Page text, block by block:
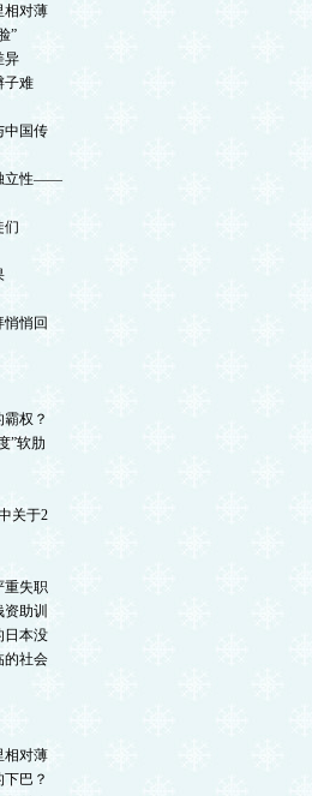
相对薄
”
异
子难
中国传
立性——
们
悄悄回
权？
”软肋
关于2
重失职
助训
日本没
的社会
相对薄
巴？